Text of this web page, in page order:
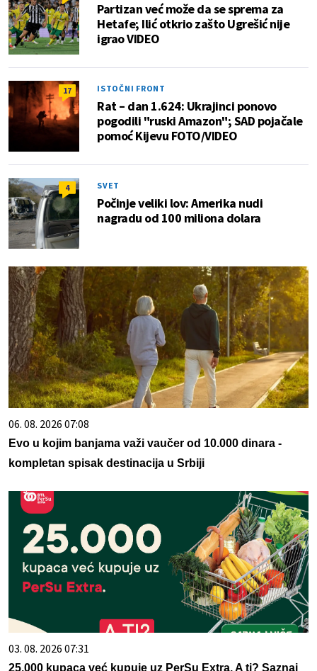
Partizan već može da se sprema za
Hetafe; Ilić otkrio zašto Ugrešić nije
igrao VIDEO
17 ISTOČNI FRONT
Rat – dan 1.624: Ukrajinci ponovo
pogodili "ruski Amazon"; SAD pojačale
pomoć Kijevu FOTO/VIDEO
4 SVET
Počinje veliki lov: Amerika nudi
nagradu od 100 miliona dolara
06. 08. 2026 07:08
Evo u kojim banjama važi vaučer od 10.000 dinara -
kompletan spisak destinacija u Srbiji
03. 08. 2026 07:31
25.000 kupaca već kupuje uz PerSu Extra. A ti? Saznaj